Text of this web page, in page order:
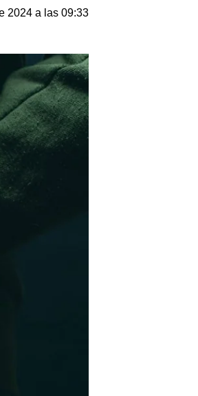
2024 a las 09:33